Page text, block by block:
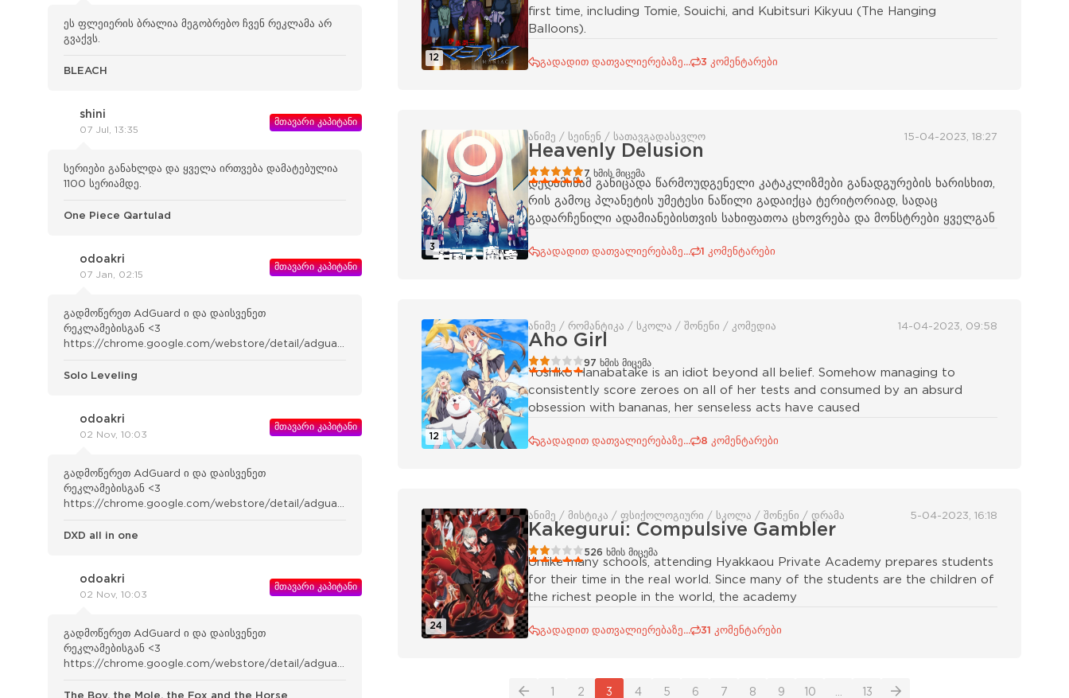
12
first time, including Tomie, Souichi, and Kubitsuri Kikyuu (The Hanging
Balloons).
გადადით დათვალიერებაზე... 3 კომენტარები
3
ანიმე / სეინენ / სათავგადასავლო 15-04-2023, 18:27
Heavenly Delusion
1 2 3 4 5 7 ხმის მიცემა
დედამიწამ განიცადა წარმოუდგენელი კატაკლიზმები განადგურების ხარისხით,
რის გამოც პლანეტის უმეტესი ნაწილი გადაიქცა ტერიტორიად, სადაც
გადარჩენილი ადამიანებისთვის სახიფათოა ცხოვრება და მონსტრები ყველგან
გადადით დათვალიერებაზე... 1 კომენტარები
12
ანიმე / რომანტიკა / სკოლა / შონენი / კომედია 14-04-2023, 09:58
Aho Girl
2 3 4 5 97 ხმის მიცემა
Yoshiko Hanabatake is an idiot beyond all belief. Somehow managing to
consistently score zeroes on all of her tests and consumed by an absurd
obsession with bananas, her senseless acts have caused
გადადით დათვალიერებაზე... 8 კომენტარები
24
ანიმე / მისტიკა / ფსიქოლოგიური / სკოლა / შონენი / დრამა 5-04-2023, 16:18
Kakegurui: Compulsive Gambler
1 2 3 4 5 526 ხმის მიცემა
Unlike many schools, attending Hyakkaou Private Academy prepares students
for their time in the real world. Since many of the students are the children of
the richest people in the world, the academy
გადადით დათვალიერებაზე... 31 კომენტარები
2 3 4 5 6 7 8 9 10 13
ეს ფლეიერის ბრალია მეგობრებო ჩვენ რეკლამა არ
გვაქვს.
BLEACH
shini
07 Jul, 13:35
მთავარი კაპიტანი
სერიები განახლდა და ყველა ირთვება დამატებულია
1100 სერიამდე.
One Piece Qartulad
odoakri
07 Jan, 02:15
მთავარი კაპიტანი
გადმოწერეთ AdGuard ი და დაისვენეთ
რეკლამებისგან <3
https://chrome.google.com/webstore/detail/adguard-
Solo Leveling
odoakri
02 Nov, 10:03
მთავარი კაპიტანი
გადმოწერეთ AdGuard ი და დაისვენეთ
რეკლამებისგან <3
https://chrome.google.com/webstore/detail/adguard-
DXD all in one
odoakri
02 Nov, 10:03
მთავარი კაპიტანი
გადმოწერეთ AdGuard ი და დაისვენეთ
რეკლამებისგან <3
https://chrome.google.com/webstore/detail/adguard-
The Boy, the Mole, the Fox and the Horse